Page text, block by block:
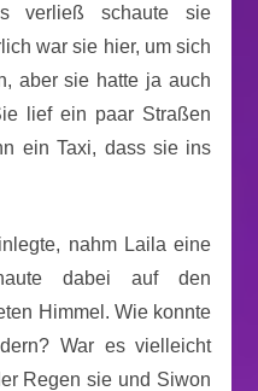
verließ schaute sie
war sie hier, um sich
aber sie hatte ja auch
lief ein paar Straßen
ein Taxi, dass sie ins
nahm Laila eine
dabei auf den
Himmel. Wie konnte
War es vielleicht
Regen sie und Siwon